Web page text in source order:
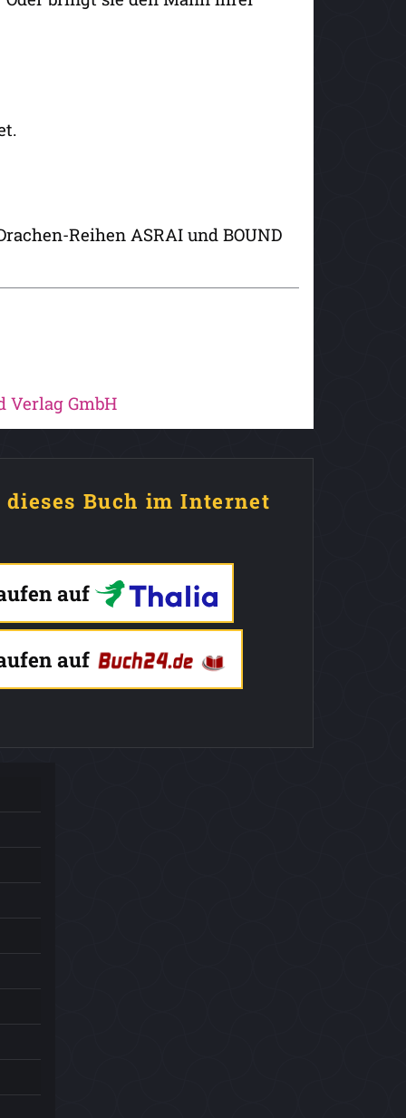
Reihen ASRAI und BOUND
Verlag GmbH
dieses Buch im Internet
auf
auf